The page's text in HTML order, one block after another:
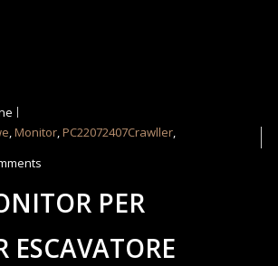
,Monitor,PC22072407Crawller,
PER